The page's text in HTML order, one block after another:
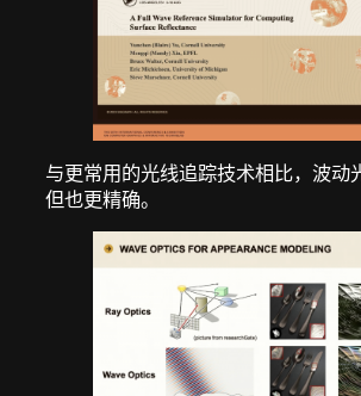
与更常用的光线追踪技术相比，波动
但也更精确。